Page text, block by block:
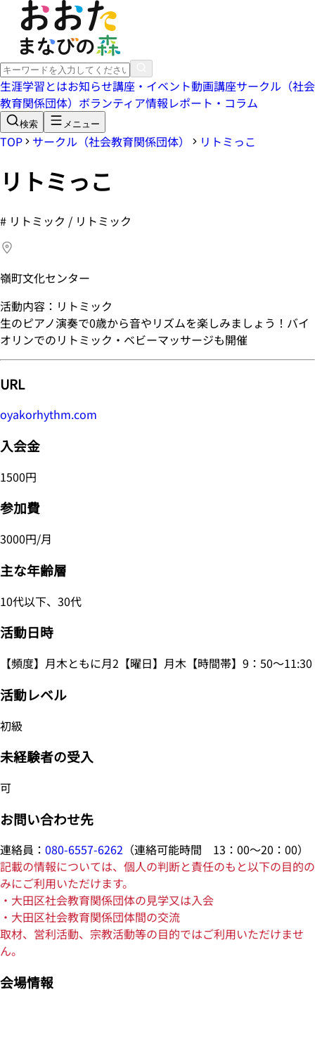
生涯学習とはお知らせ講座・イベント動画講座サークル（社会
教育関係団体） ボランティア情報レポート・コラム
検索 メニュー
TOP サークル（社会教育関係団体） リトミっこ
リトミっこ
# リトミック / リトミック
嶺町文化センター
活動内容：リトミック
生のピアノ演奏で0歳から音やリズムを楽しみましょう！バイ
オリンでのリトミック・ベビーマッサージも開催
URL
oyakorhythm.com
入会金
1500円
参加費
3000円/月
主な年齢層
10代以下、30代
活動日時
【頻度】月木ともに月2【曜日】月木【時間帯】9：50～11:30
活動レベル
初級
未経験者の受入
可
お問い合わせ先
連絡員： 080-6557-6262 （連絡可能時間 13：00～20：00）
記載の情報については、個人の判断と責任のもと以下の目的の
みにご利用いただけます。
・大田区社会教育関係団体の見学又は入会
・大田区社会教育関係団体間の交流
取材、営利活動、宗教活動等の目的ではご利用いただけませ
ん。
会場情報